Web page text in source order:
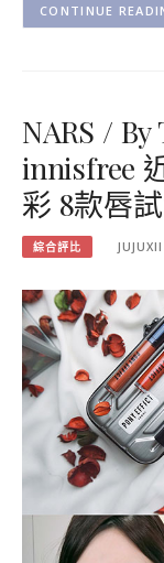
CONTINUE
NARS /
innisfree
彩 8款唇
綜合評比 JUJUXII